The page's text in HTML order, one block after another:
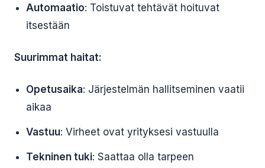
Automaatio: Toistuvat tehtävät hoituvat
itsestään
Suurimmat haitat:
Opetusaika: Järjestelmän hallitseminen vaatii
aikaa
Vastuu: Virheet ovat yrityksesi vastuulla
Tekninen tuki: Saattaa olla tarpeen